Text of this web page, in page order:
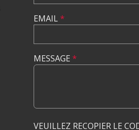
EMAIL*
MESSAGE *
VEUILLEZ RECOPIER LE